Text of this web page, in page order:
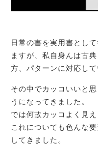
日常の書を実用書とし
ますが、私自身んは古
方、パターンに対応して
その中でカッコいいと
うになってきました。
では何故カッコよく見え
これについても色んな
してきました。